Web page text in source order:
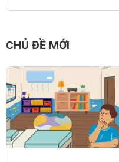
CHỦ ĐỀ MỚI